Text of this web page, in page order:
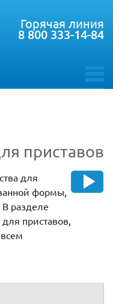
toggle
Горячая линия
8 800 333-14-84
приставов
для
формы,
В разделе
приставов,